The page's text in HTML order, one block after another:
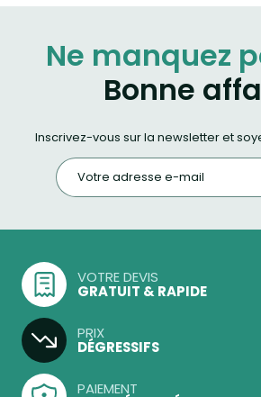
Ne manquez
Bonne
Inscrivez-vous sur la newsletter et
VOTRE DEVIS
GRATUIT & RAPIDE
PRIX
DÉGRESSIFS
PAIEMENT